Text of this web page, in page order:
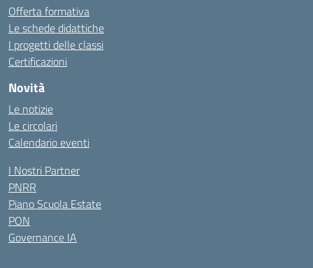
Offerta formativa
Le schede didattiche
I progetti delle classi
Certificazioni
Novità
Le notizie
Le circolari
Calendario eventi
I Nostri Partner
PNRR
Piano Scuola Estate
PON
Governance IA